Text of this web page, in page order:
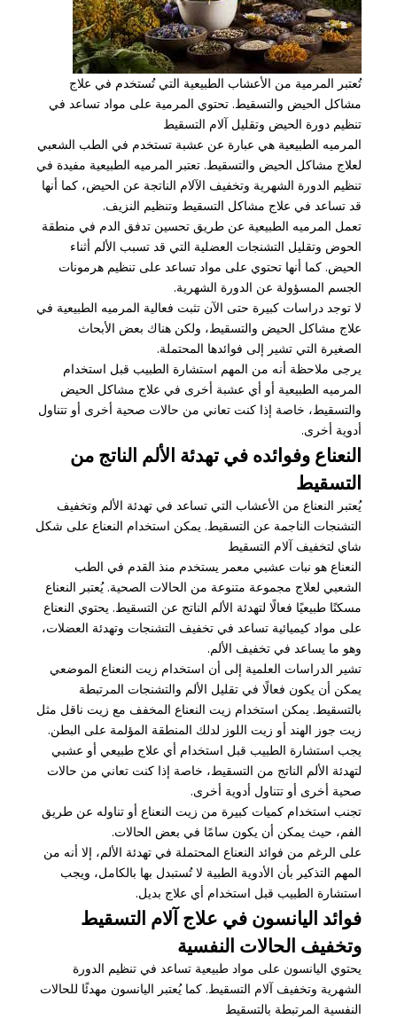
تُعتبر المرمية من الأعشاب الطبيعية التي تُستخدم في علاج
مشاكل الحيض والتسقيط. تحتوي المرمية على مواد تساعد في
تنظيم دورة الحيض وتقليل آلام التسقيط
المرميه الطبيعية هي عبارة عن عشبة تستخدم في الطب الشعبي
لعلاج مشاكل الحيض والتسقيط. تعتبر المرميه الطبيعية مفيدة في
تنظيم الدورة الشهرية وتخفيف الآلام الناتجة عن الحيض، كما أنها
قد تساعد في علاج مشاكل التسقيط وتنظيم النزيف.
تعمل المرميه الطبيعية عن طريق تحسين تدفق الدم في منطقة
الحوض وتقليل التشنجات العضلية التي قد تسبب الألم أثناء
الحيض. كما أنها تحتوي على مواد تساعد على تنظيم هرمونات
الجسم المسؤولة عن الدورة الشهرية.
لا توجد دراسات كبيرة حتى الآن تثبت فعالية المرميه الطبيعية في
علاج مشاكل الحيض والتسقيط، ولكن هناك بعض الأبحاث
الصغيرة التي تشير إلى فوائدها المحتملة.
يرجى ملاحظة أنه من المهم استشارة الطبيب قبل استخدام
المرميه الطبيعية أو أي عشبة أخرى في علاج مشاكل الحيض
والتسقيط، خاصة إذا كنت تعاني من حالات صحية أخرى أو تتناول
أدوية أخرى.
النعناع وفوائده في تهدئة الألم الناتج من
التسقيط
يُعتبر النعناع من الأعشاب التي تساعد في تهدئة الألم وتخفيف
التشنجات الناجمة عن التسقيط. يمكن استخدام النعناع على شكل
شاي لتخفيف آلام التسقيط
النعناع هو نبات عشبي معمر يستخدم منذ القدم في الطب
الشعبي لعلاج مجموعة متنوعة من الحالات الصحية. يُعتبر النعناع
مسكنًا طبيعيًا فعالًا لتهدئة الألم الناتج عن التسقيط. يحتوي النعناع
على مواد كيميائية تساعد في تخفيف التشنجات وتهدئة العضلات،
وهو ما يساعد في تخفيف الألم.
تشير الدراسات العلمية إلى أن استخدام زيت النعناع الموضعي
يمكن أن يكون فعالًا في تقليل الألم والتشنجات المرتبطة
بالتسقيط. يمكن استخدام زيت النعناع المخفف مع زيت ناقل مثل
زيت جوز الهند أو زيت اللوز لدلك المنطقة المؤلمة على البطن.
يجب استشارة الطبيب قبل استخدام أي علاج طبيعي أو عشبي
لتهدئة الألم الناتج من التسقيط، خاصة إذا كنت تعاني من حالات
صحية أخرى أو تتناول أدوية أخرى.
تجنب استخدام كميات كبيرة من زيت النعناع أو تناوله عن طريق
الفم، حيث يمكن أن يكون سامًا في بعض الحالات.
على الرغم من فوائد النعناع المحتملة في تهدئة الألم، إلا أنه من
المهم التذكير بأن الأدوية الطبية لا تُستبدل بها بالكامل، ويجب
استشارة الطبيب قبل استخدام أي علاج بديل.
فوائد اليانسون في علاج آلام التسقيط
وتخفيف الحالات النفسية
يحتوي اليانسون على مواد طبيعية تساعد في تنظيم الدورة
الشهرية وتخفيف آلام التسقيط. كما يُعتبر اليانسون مهدئًا للحالات
النفسية المرتبطة بالتسقيط